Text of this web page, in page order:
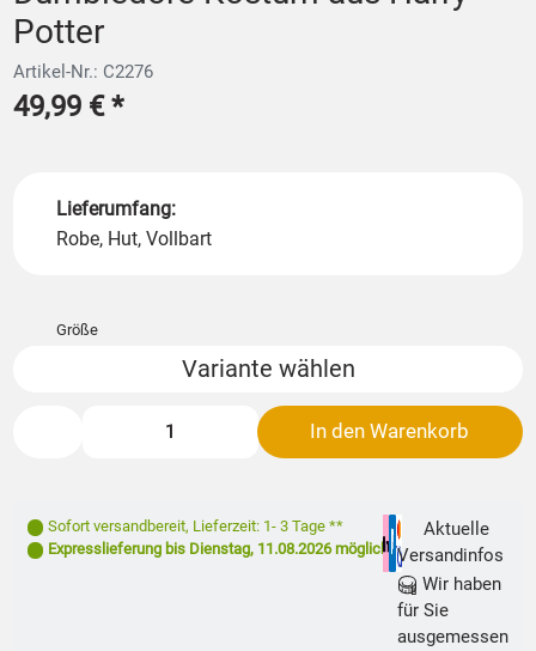
Potter
Artikel-Nr.: C2276
49,99 €*
Lieferumfang:
Robe, Hut, Vollbart
Größe
Variante wählen
In den Warenkorb
Sofort versandbereit, Lieferzeit: 1- 3 Tage **
Expresslieferung bis Dienstag, 11.08.2026möglich
Aktuelle
Versandinfos
Wir haben
für Sie
ausgemessen